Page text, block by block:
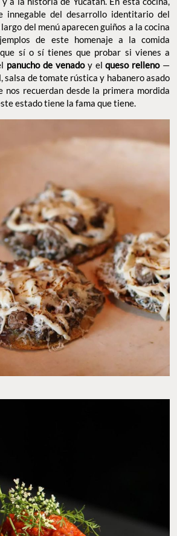
innegable del desarrollo identitario del
del menú aparecen guiños a la cocina
de este homenaje a la comida
sí o sí tienes que probar si vienes a
panucho de venadoy elqueso relleno—
salsa de tomate rústica y habanero asado
nos recuerdan desde la primera mordida
estado tiene la fama que tiene.